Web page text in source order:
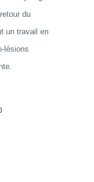
du
un travail en
lésions